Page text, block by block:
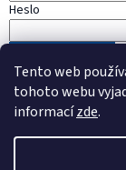
Tento web
tohoto webu
informacízde.
Heslo
Nová registrace